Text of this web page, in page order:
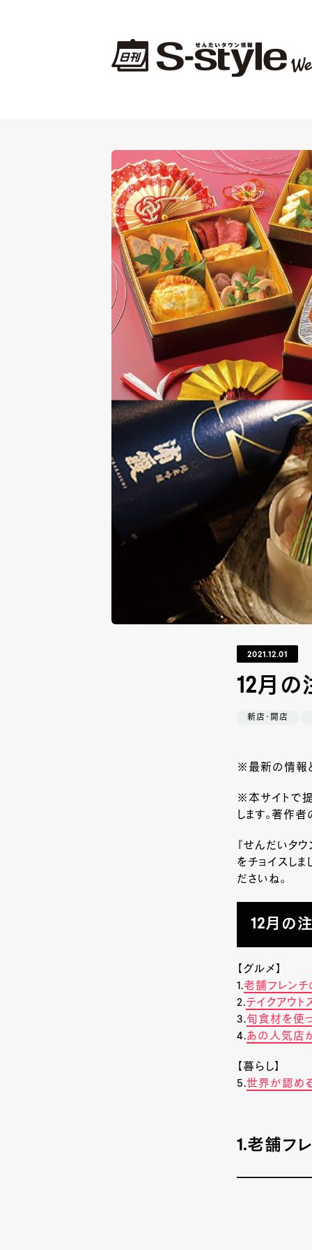
2021.12.01
12月の
新店・開店
※最新の情報と
※本サイトで
します。著作
『せんだいタ
をチョイスし
ださいね。
12月の
【グルメ】
1.老舗フレン
2.テイクアウト
3.旬食材を使
4.あの人気店
【暮らし】
5.世界が認め
1.老舗フ